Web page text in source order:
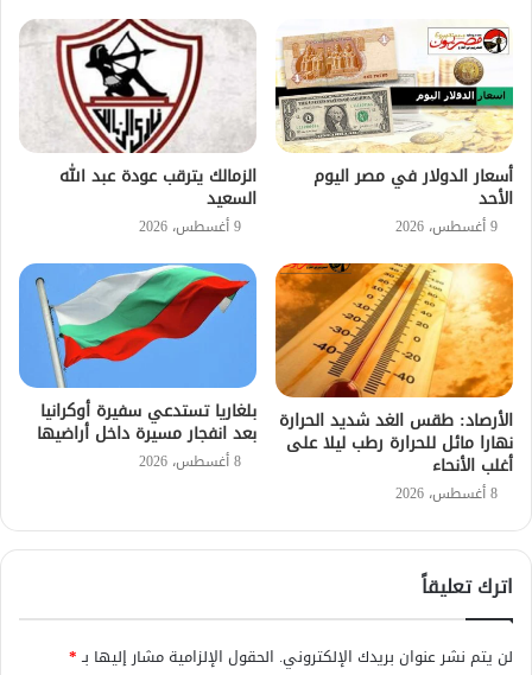
أسعار الدولار في مصر اليوم
الأحد
9 أغسطس، 2026
الزمالك يترقب عودة عبد الله
السعيد
9 أغسطس، 2026
الأرصاد: طقس الغد شديد الحرارة
نهارا مائل للحرارة رطب ليلا على
أغلب الأنحاء
8 أغسطس، 2026
بلغاريا تستدعي سفيرة أوكرانيا
بعد انفجار مسيرة داخل أراضيها
8 أغسطس، 2026
اترك تعليقاً
لن يتم نشر عنوان بريدك الإلكتروني. الحقول الإلزامية مشار إليها بـ*